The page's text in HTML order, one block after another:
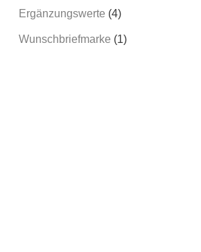
Ergänzungswerte 4
Wunschbriefmarke 1